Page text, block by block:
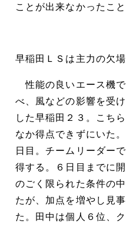
ことが出来なかったこ
早稲田ＬＳは主力の欠
性能の良いエース機
べ、風などの影響を受
した早稲田２３。こち
なか得点できずにいた
日目。チームリーダー
得する。６日目までに
のごく限られた条件の
たが、加点を増やし見
た。田中は個人６位、